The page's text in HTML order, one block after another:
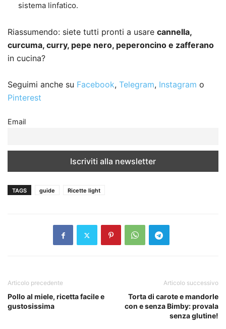
sistema linfatico.
Riassumendo: siete tutti pronti a usare cannella,
curcuma, curry, pepe nero, peperoncino e zafferano
in cucina?
Seguimi anche su Facebook, Telegram, Instagram o
Pinterest
Email
TAGS guide Ricette light
Articolo precedente
Pollo al miele, ricetta facile e
gustosissima
Articolo successivo
Torta di carote e mandorle
con e senza Bimby: provala
senza glutine!